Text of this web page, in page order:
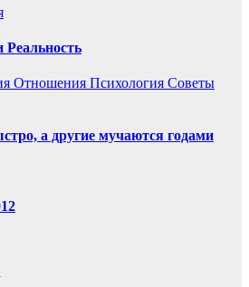
Отношения Психология Советы
а другие мучаются годами